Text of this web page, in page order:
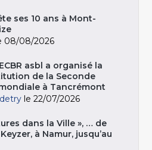
ses 10 ans à Mont-
08/08/2026
asbl a organisé la
de la Seconde
à Tancrémont
le 22/07/2026
dans la Ville », … de
à Namur, jusqu’au